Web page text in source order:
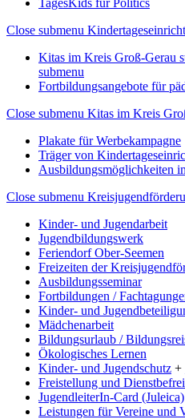
TagesKids für Politics
Close submenu
Kitas im Kreis Groß-Gerau
submenu
Fortbildungsangebote für
Close submenu Kitas im Kreis
Plakate für Werbekampagne
Träger von
Ausbildungsmöglichkeiten
Close submenu
Kinder- und Jugendarbeit
Jugendbildungswerk
Feriendorf Ober-Seemen
Freizeiten der
Ausbildungsseminar
Fortbildungen /
Kinder- und
Mädchenarbeit
Bildungsurlaub /
Ökologisches Lernen
Kinder- und Jugendschutz +
Freistellung und
JugendleiterIn-Card (Juleica)
Leistungen für Vereine und